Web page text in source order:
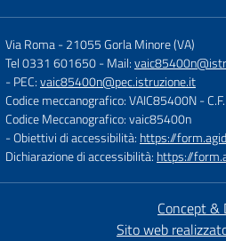
Via Roma-21055 Gorla Minore (VA)
Tel 0331 601650- Mail:
- PEC:vaic85400n@pec.istruzione.it
Codice meccanografico: VAIC85400N-
Codice Meccanografico: vaic85400n
- Obiettivi di accessibilità: https://
Dichiarazione di accessibilità: https://
Concept &
Sito web